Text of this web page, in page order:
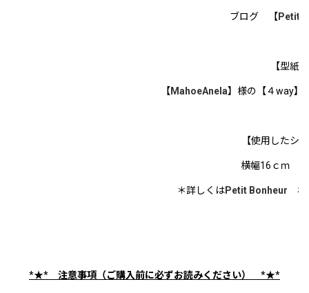
ブログ 【 Petit
【型紙】
【 MahoeAnela】様の【４way】
【使用した
横幅16ｃｍ
＊詳しくはPetit Bonheur 様
*★* 注意事項（ご購入前に必ずお読みください） *★*